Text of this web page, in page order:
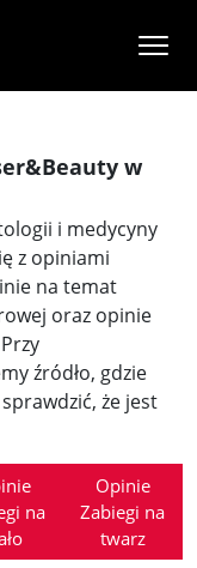
w
i medycyny
z opiniami
na temat
oraz opinie
źródło, gdzie
że jest
na
Opinie
Zabiegi na
twarz